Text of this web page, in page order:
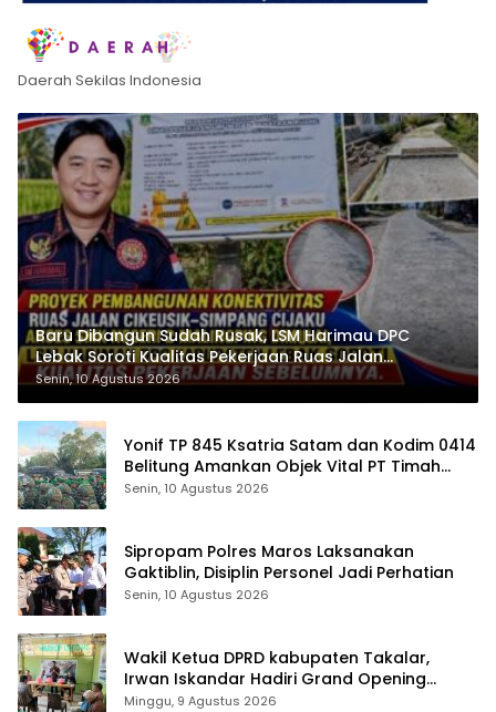
Daerah Sekilas Indonesia
Baru Dibangun Sudah Rusak, LSM Harimau DPC
Lebak Soroti Kualitas Pekerjaan Ruas Jalan
Cikeusik-Simpang Cijaku
Senin, 10 Agustus 2026
Yonif TP 845 Ksatria Satam dan Kodim 0414
Belitung Amankan Objek Vital PT Timah
Saat Aksi Penambang
Senin, 10 Agustus 2026
Sipropam Polres Maros Laksanakan
Gaktiblin, Disiplin Personel Jadi Perhatian
Senin, 10 Agustus 2026
Wakil Ketua DPRD kabupaten Takalar,
Irwan Iskandar Hadiri Grand Opening
Rumah sehat Pertama di Takalar, Melayani
Minggu, 9 Agustus 2026